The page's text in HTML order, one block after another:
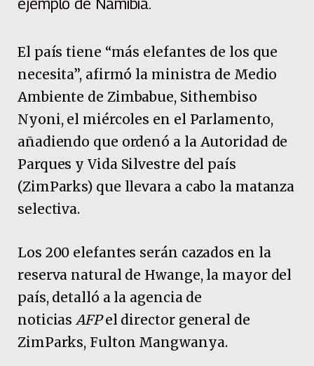
ejemplo de Namibia.
El país tiene “más elefantes de los que
necesita”, afirmó la ministra de Medio
Ambiente de Zimbabue, Sithembiso
Nyoni, el miércoles en el Parlamento,
añadiendo que ordenó a la Autoridad de
Parques y Vida Silvestre del país
(ZimParks) que llevara a cabo la matanza
selectiva.
Los 200 elefantes serán cazados en la
reserva natural de Hwange, la mayor del
país, detalló a la agencia de
noticias AFPel director general de
ZimParks, Fulton Mangwanya.